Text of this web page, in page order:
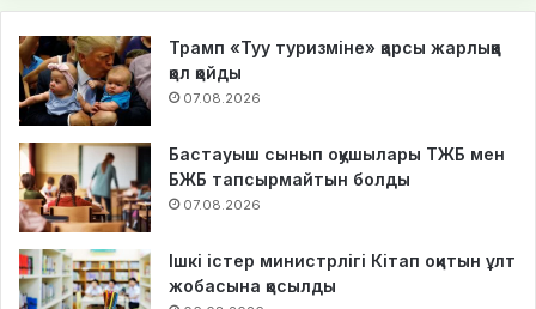
Трамп «Туу туризміне» қарсы жарлыққа
қол қойды
07.08.2026
Бастауыш сынып оқушылары ТЖБ мен
БЖБ тапсырмайтын болды
07.08.2026
Ішкі істер министрлігі Кітап оқитын ұлт
жобасына қосылды